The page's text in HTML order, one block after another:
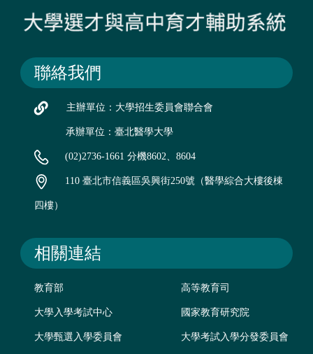
聯絡我們
主辦單位：大學招生委員會聯合會
承辦單位：臺北醫學大學
(02)2736-1661 分機8602、8604
110 臺北市信義區吳興街250號（醫學綜合大樓後棟
四樓）
相關連結
教育部 高等教育司
大學入學考試中心 國家教育研究院
大學甄選入學委員會 大學考試入學分發委員會